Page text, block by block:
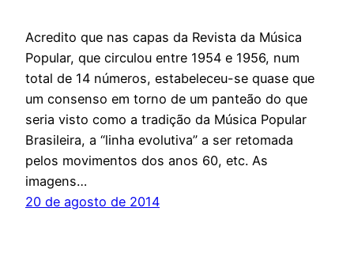
Acredito que nas capas da Revista da Música
Popular, que circulou entre 1954 e 1956, num
total de 14 números, estabeleceu-se quase que
um consenso em torno de um panteão do que
seria visto como a tradição da Música Popular
Brasileira, a “linha evolutiva” a ser retomada
pelos movimentos dos anos 60, etc. As
imagens…
20 de agosto de 2014